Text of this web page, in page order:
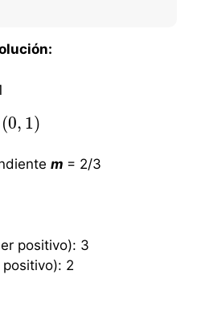
(0, 1)
(0, 1)
m = 2/3
positivo): 3
2